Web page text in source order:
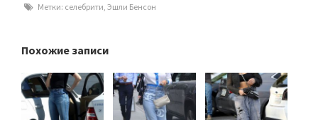
Метки: селебрити, Эшли Бенсон
Похожие записи